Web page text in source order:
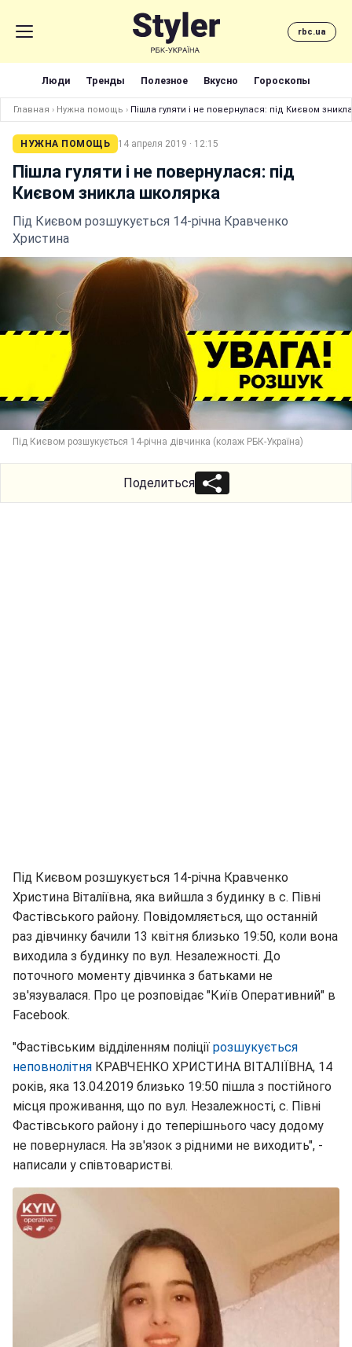
rbc.ua
Люди Тренды Полезное Вкусно Гороскопы
Главная › Нужна помощь › Пішла гуляти і не повернулася: під Києвом
НУЖНА ПОМОЩЬ 14 апреля 2019 · 12:15
Пішла гуляти і не повернулася: під
Києвом зникла школярка
Під Києвом розшукується 14-річна Кравченко
Христина
Під Києвом розшукується 14-річна дівчинка (колаж РБК-Україна)
Поделиться
Під Києвом розшукується 14-річна Кравченко
Христина Віталіївна, яка вийшла з будинку в с. Півні
Фастівського району. Повідомляється, що останній
раз дівчинку бачили 13 квітня близько 19:50, коли вона
виходила з будинку по вул. Незалежності. До
поточного моменту дівчинка з батьками не
зв'язувалася. Про це розповідає "Київ Оперативний" в
Facebook.
"Фастівським відділенням поліції розшукується
неповнолітня КРАВЧЕНКО ХРИСТИНА ВІТАЛІЇВНА, 14
років, яка 13.04.2019 близько 19:50 пішла з постійного
місця проживання, що по вул. Незалежності, с. Півні
Фастівського району і до теперішнього часу додому
не повернулася. На зв'язок з рідними не виходить", -
написали у співтоваристві.